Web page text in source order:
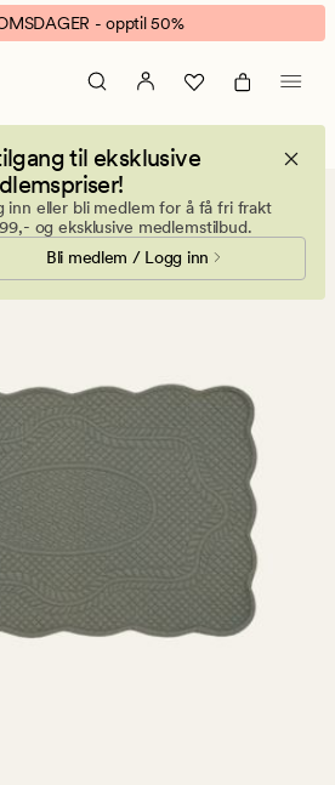
- opptil 50%
til eksklusive
inn eller bli medlem for å få fri frakt
og eksklusive medlemstilbud.
Bli medlem / Logg inn